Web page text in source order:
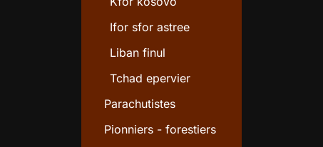
Ifor sfor astree
Liban finul
Tchad epervier
Parachutistes
Pionniers - forestiers